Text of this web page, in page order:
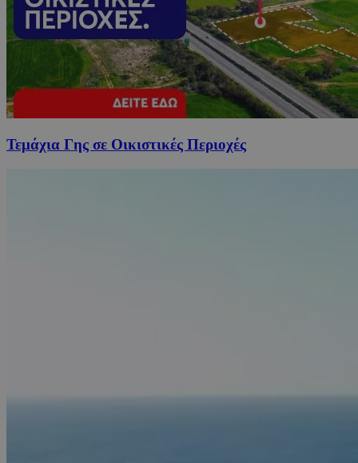
Τεμάχια Γης σε Οικιστικές Περιοχές